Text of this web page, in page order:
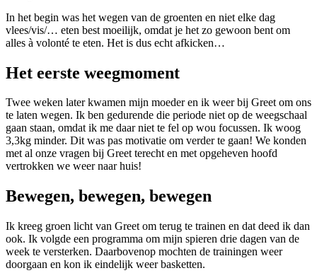
In het begin was het wegen van de groenten en niet elke dag
vlees/vis/… eten best moeilijk, omdat je het zo gewoon bent om
alles à volonté te eten. Het is dus echt afkicken…
Het eerste weegmoment
Twee weken later kwamen mijn moeder en ik weer bij Greet om ons
te laten wegen. Ik ben gedurende die periode niet op de weegschaal
gaan staan, omdat ik me daar niet te fel op wou focussen. Ik woog
3,3kg minder. Dit was pas motivatie om verder te gaan! We konden
met al onze vragen bij Greet terecht en met opgeheven hoofd
vertrokken we weer naar huis!
Bewegen, bewegen, bewegen
Ik kreeg groen licht van Greet om terug te trainen en dat deed ik dan
ook. Ik volgde een programma om mijn spieren drie dagen van de
week te versterken. Daarbovenop mochten de trainingen weer
doorgaan en kon ik eindelijk weer basketten.